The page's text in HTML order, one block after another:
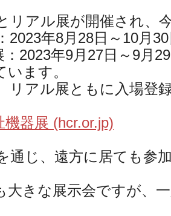
リアル展が開催され、
2023年8月28日～10月
：2023年9月27日～9
います。
リアル展ともに入場登
機器展 (hcr.or.jp)
通じ、遠方に居ても参
大きな展示会ですが、